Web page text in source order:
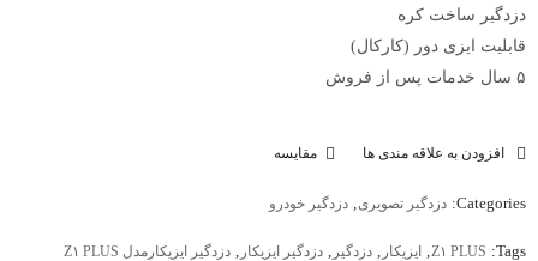
دزدگیر ساخت کره
قابلیت ایزی دور (کارکال)
۵ سال خدمات پس از فروش
افزودن به علاقه مندی ها مقایسه
Categories: دزدگیر تصویری دزدگیر خودرو
Tags: Z۱ PLUS ایزیکار دزدگیر دزدگیر ایزیکار دزدگیر ایزیکارمدل Z۱ PLUS